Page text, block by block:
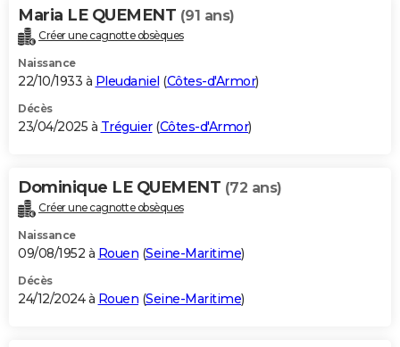
Bricolage
Lifestyle
Culture
Sport
Auto
Television
Voyage
Cinema
Maria LE QUEMENT (91 ans)
Créer une cagnotte obsèques
Naissance
22/10/1933 à Pleudaniel (Côtes-d'Armor)
Décès
23/04/2025 à Tréguier(Côtes-d'Armor)
Dominique LE QUEMENT (72 ans)
Créer une cagnotte obsèques
Naissance
09/08/1952 à Rouen (Seine-Maritime)
Décès
24/12/2024 à Rouen (Seine-Maritime)